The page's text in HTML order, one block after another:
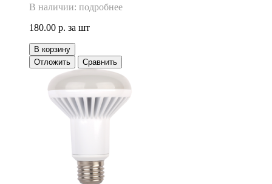
В наличии: подробнее
180.00 р. за шт
В корзину
Отложить
Сравнить